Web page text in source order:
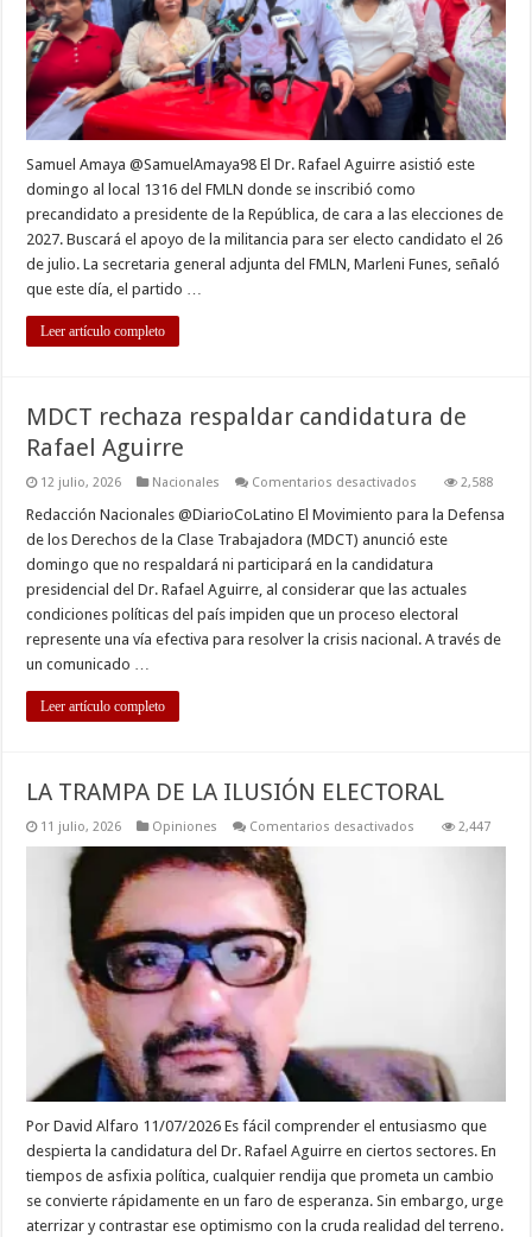
de
la
República
en
el
FMLN
Samuel Amaya @SamuelAmaya98 El Dr. Rafael Aguirre asistió este
domingo al local 1316 del FMLN donde se inscribió como
precandidato a presidente de la República, de cara a las elecciones de
2027. Buscará el apoyo de la militancia para ser electo candidato el 26
de julio. La secretaria general adjunta del FMLN, Marleni Funes, señaló
que este día, el partido …
Leer artículo completo
MDCT rechaza respaldar candidatura de
Rafael Aguirre
12 julio, 2026 Nacionales Comentarios desactivados
rechaza
candidatura
de
Rafael
Aguirre
2,588
Redacción Nacionales @DiarioCoLatino El Movimiento para la Defensa
de los Derechos de la Clase Trabajadora (MDCT) anunció este
domingo que no respaldará ni participará en la candidatura
presidencial del Dr. Rafael Aguirre, al considerar que las actuales
condiciones políticas del país impiden que un proceso electoral
represente una vía efectiva para resolver la crisis nacional. A través de
un comunicado …
Leer artículo completo
LA TRAMPA DE LA ILUSIÓN ELECTORAL
11 julio, 2026 Opiniones Comentarios desactivados 2,447
Por David Alfaro 11/07/2026 Es fácil comprender el entusiasmo que
despierta la candidatura del Dr. Rafael Aguirre en ciertos sectores. En
tiempos de asfixia política, cualquier rendija que prometa un cambio
se convierte rápidamente en un faro de esperanza. Sin embargo, urge
aterrizar y contrastar ese optimismo con la cruda realidad del terreno.